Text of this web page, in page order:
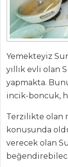
ŞEFİN
Ev
karnabahar
tarifi...
Yemekteyiz
yıllık evli olan
yapmakta.
incik-boncuk,
Terzilikte olan
konusunda
verecek olan